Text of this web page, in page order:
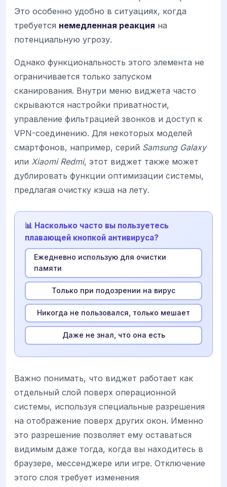
Это особенно удобно в ситуациях, когда
требуется немедленная реакция на
потенциальную угрозу.
Однако функциональность этого элемента не
ограничивается только запуском
сканирования. Внутри меню виджета часто
скрываются настройки приватности,
управление фильтрацией звонков и доступ к
VPN-соединению. Для некоторых моделей
смартфонов, например, серий Samsung Galaxy
или Xiaomi Redmi, этот виджет также может
дублировать функции оптимизации системы,
предлагая очистку кэша на лету.
📊 Насколько часто вы пользуетесь
плавающей кнопкой антивируса?
Ежедневно использую для очистки
памяти
Только при подозрении на вирус
Никогда не пользовался, только мешает
Даже не знал, что она есть
Важно понимать, что виджет работает как
отдельный слой поверх операционной
системы, используя специальные разрешения
на отображение поверх других окон. Именно
это разрешение позволяет ему оставаться
видимым даже тогда, когда вы находитесь в
браузере, мессенджере или игре. Отключение
этого слоя требует изменения